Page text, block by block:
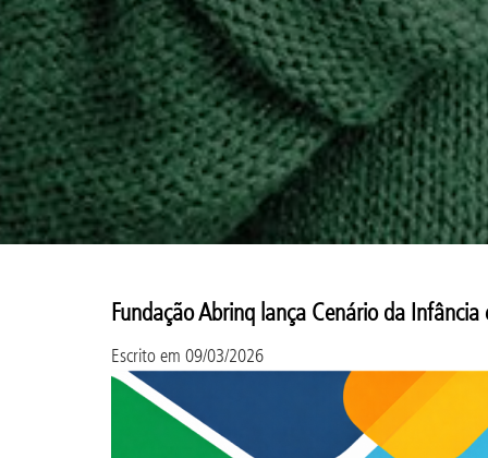
Fundação Abrinq lança Cenário da
Escrito em 09/03/2026